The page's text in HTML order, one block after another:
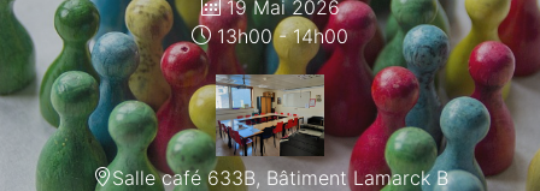
19 Mai 2026
13h00 - 14h00
Salle café 633B, Bâtiment Lamarck B